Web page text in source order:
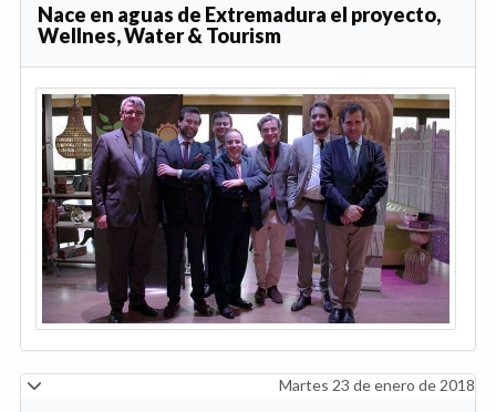
Nace en aguas de Extremadura el proyecto,
Wellnes, Water & Tourism
Martes 23 de enero de 2018